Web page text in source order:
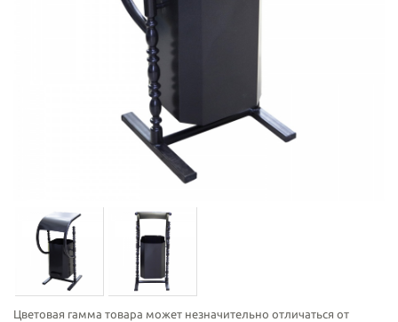
Цветовая гамма товара может незначительно отличаться от